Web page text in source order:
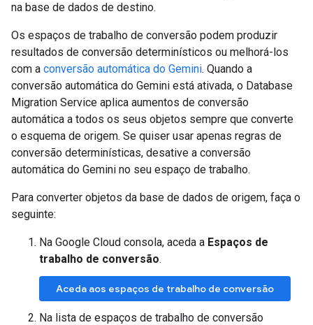
na base de dados de destino.
Os espaços de trabalho de conversão podem produzir
resultados de conversão determinísticos ou melhorá-los
com a conversão automática do Gemini. Quando a
conversão automática do Gemini está ativada, o Database
Migration Service aplica aumentos de conversão
automática a todos os seus objetos sempre que converte
o esquema de origem. Se quiser usar apenas regras de
conversão determinísticas, desative a conversão
automática do Gemini no seu espaço de trabalho.
Para converter objetos da base de dados de origem, faça o
seguinte:
Na Google Cloud consola, aceda a Espaços de
trabalho de conversão.
Aceda aos espaços de trabalho de conversão
Na lista de espaços de trabalho de conversão